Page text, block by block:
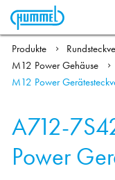
Produkte
M12 Power Gehäuse
M12 Power
A712-
Power